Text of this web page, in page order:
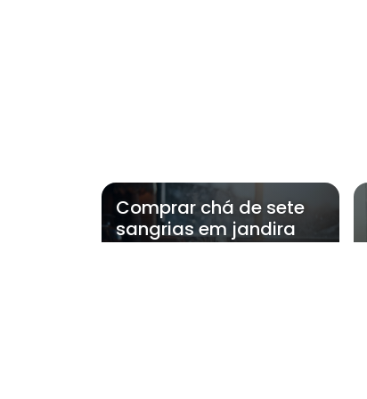
Comprar chá de sete
sangrias em jandira